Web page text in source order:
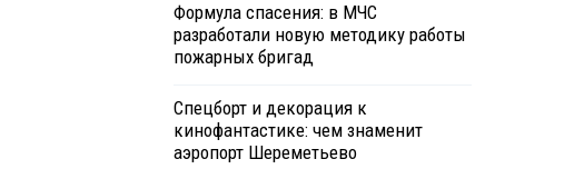
Формула спасения: в МЧС
разработали новую методику работы
пожарных бригад
Спецборт и декорация к
кинофантастике: чем знаменит
аэропорт Шереметьево